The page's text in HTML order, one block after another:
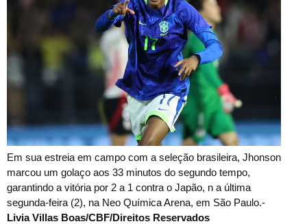
Em sua estreia em campo com a seleção brasileira, Jhonson
marcou um golaço aos 33 minutos do segundo tempo,
garantindo a vitória por 2 a 1 contra o Japão, n a última
segunda-feira (2), na Neo Química Arena, em São Paulo.-
Livia Villas Boas/CBF/Direitos Reservados